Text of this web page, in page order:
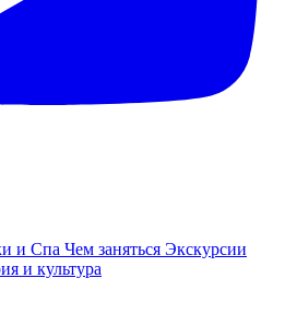
и Спа Чем заняться Экскурсии
и культура